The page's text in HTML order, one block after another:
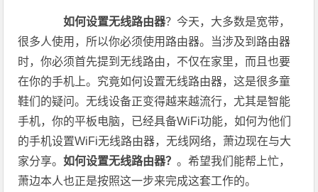
如何设置无线路由器？今天，大多数是宽带，
很多人使用，所以你必须使用路由器。当涉及到路由器
时，你必须首先提到无线路由，不仅在家里，而且也要
在你的手机上。究竟如何设置无线路由器，这是很多童
鞋们的疑问。无线设备正变得越来越流行，尤其是智能
手机，你的平板电脑，已经具备WiFi功能，如何为他们
的手机设置WiFi无线路由器，无线网络，萧边现在与大
家分享。如何设置无线路由器？。希望我们能帮上忙，
萧边本人也正是按照这一步来完成这套工作的。